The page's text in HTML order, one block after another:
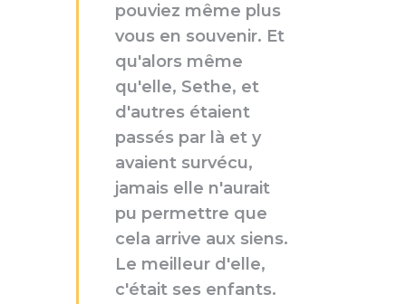
pouviez même plus
vous en souvenir. Et
qu'alors même
qu'elle, Sethe, et
d'autres étaient
passés par là et y
avaient survécu,
jamais elle n'aurait
pu permettre que
cela arrive aux siens.
Le meilleur d'elle,
c'était ses enfants.